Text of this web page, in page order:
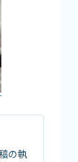
の執